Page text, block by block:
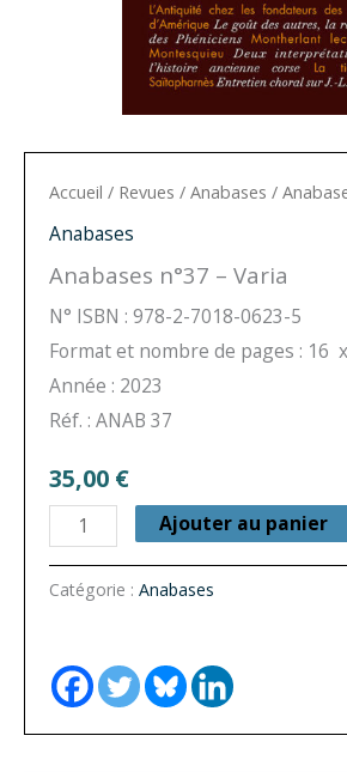
Accueil / Revues / Anabases /
Anabases
Anabases n°37 – Varia
N° ISBN : 978-2-7018-0623-5
Format et nombre de pages : 16
Année : 2023
Réf. : ANAB 37
35,00 €
quantité
de
Anabases
Varia
Ajouter au panier
Catégorie : Anabases